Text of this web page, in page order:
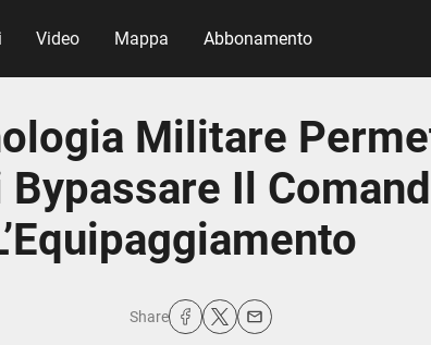
Video Mappa Abbonamento
Militare
Il
Share